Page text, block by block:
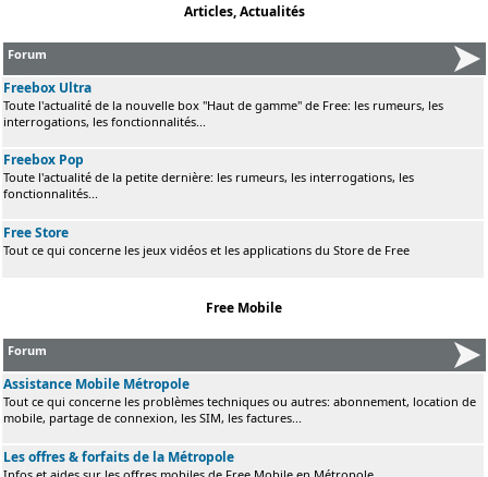
Articles, Actualités
Forum
Freebox Ultra
Toute l'actualité de la nouvelle box "Haut de gamme" de Free: les rumeurs, les
interrogations, les fonctionnalités...
Freebox Pop
Toute l'actualité de la petite dernière: les rumeurs, les interrogations, les
fonctionnalités...
Free Store
Tout ce qui concerne les jeux vidéos et les applications du Store de Free
Free Mobile
Forum
Assistance Mobile Métropole
Tout ce qui concerne les problèmes techniques ou autres: abonnement, location de
mobile, partage de connexion, les SIM, les factures...
Les offres & forfaits de la Métropole